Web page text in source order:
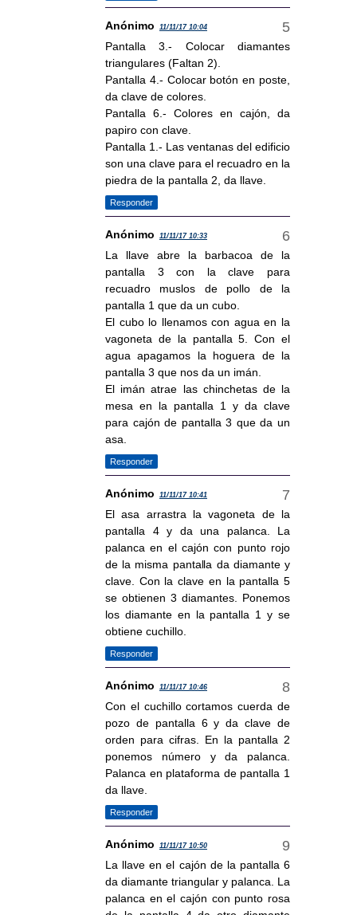
Anónimo 11/11/17 10:04
Pantalla 3.- Colocar diamantes
triangulares (Faltan 2).
Pantalla 4.- Colocar botón en poste,
da clave de colores.
Pantalla 6.- Colores en cajón, da
papiro con clave.
Pantalla 1.- Las ventanas del edificio
son una clave para el recuadro en la
piedra de la pantalla 2, da llave.
Responder
Anónimo 11/11/17 10:33
La llave abre la barbacoa de la
pantalla 3 con la clave para
recuadro muslos de pollo de la
pantalla 1 que da un cubo.
El cubo lo llenamos con agua en la
vagoneta de la pantalla 5. Con el
agua apagamos la hoguera de la
pantalla 3 que nos da un imán.
El imán atrae las chinchetas de la
mesa en la pantalla 1 y da clave
para cajón de pantalla 3 que da un
asa.
Responder
Anónimo 11/11/17 10:41
El asa arrastra la vagoneta de la
pantalla 4 y da una palanca. La
palanca en el cajón con punto rojo
de la misma pantalla da diamante y
clave. Con la clave en la pantalla 5
se obtienen 3 diamantes. Ponemos
los diamante en la pantalla 1 y se
obtiene cuchillo.
Responder
Anónimo 11/11/17 10:46
Con el cuchillo cortamos cuerda de
pozo de pantalla 6 y da clave de
orden para cifras. En la pantalla 2
ponemos número y da palanca.
Palanca en plataforma de pantalla 1
da llave.
Responder
Anónimo 11/11/17 10:50
La llave en el cajón de la pantalla 6
da diamante triangular y palanca. La
palanca en el cajón con punto rosa